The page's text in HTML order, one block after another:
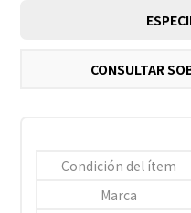
CONSULTAR
Condición del ítem
Marca